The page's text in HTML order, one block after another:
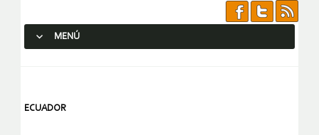
MENÚ
ECUADOR